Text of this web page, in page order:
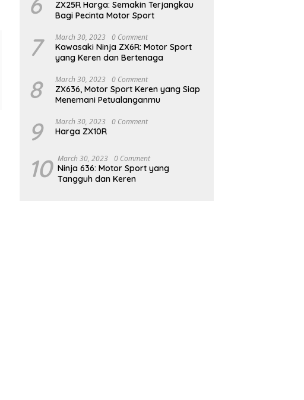
ZX25R Harga: Semakin Terjangkau
Bagi Pecinta Motor Sport
7 March 30, 2023 0 Comment
Kawasaki Ninja ZX6R: Motor Sport
yang Keren dan Bertenaga
8 March 30, 2023 0 Comment
ZX636, Motor Sport Keren yang Siap
Menemani Petualanganmu
9 March 30, 2023 0 Comment
Harga ZX10R
10 March 30, 2023 0 Comment
Ninja 636: Motor Sport yang
Tangguh dan Keren